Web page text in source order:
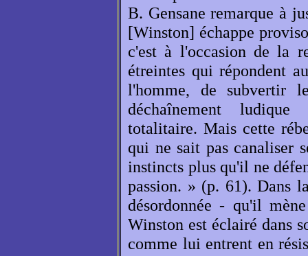
B. Gensane remarque à
[Winston] échappe
c'est à l'occasion de la
étreintes qui répondent
l'homme, de subvertir
déchaînement
totalitaire. Mais cette
qui ne sait pas canaliser
instincts plus qu'il ne
passion. » (p. 61). Dans
désordonnée - qu'il
Winston est éclairé dans
comme lui entrent en